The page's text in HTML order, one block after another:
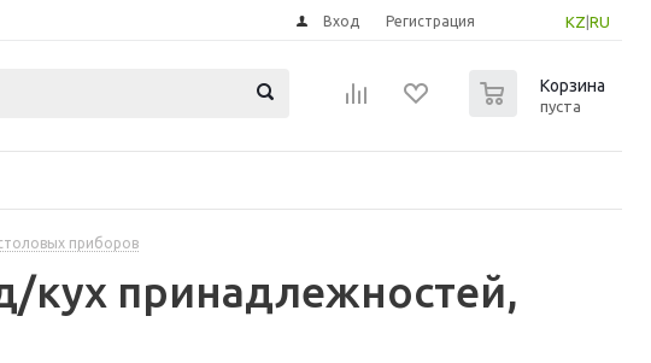
KZ RU
Вход Регистрация
Корзина
пуста
приборов
кух принадлежностей,